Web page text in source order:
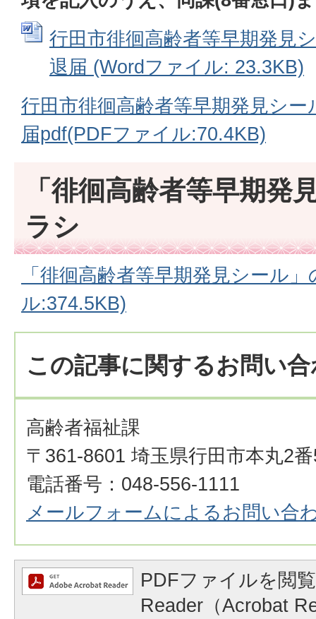
行田市徘徊高齢者等早期発見
退届 (Wordファイル: 23.3KB)
行田市徘徊高齢者等早期発見シ
届pdf(PDFファイル:70.4KB)
「徘徊高齢者等早期発
ラシ
「徘徊高齢者等早期発見シール
ル:374.5KB)
この記事に関するお問い
高齢者福祉課
〒361-8601 埼玉県行田市本丸2
電話番号：048-556-1111
メールフォームによるお問い合
PDFファイルを閲
Reader（Acrobat